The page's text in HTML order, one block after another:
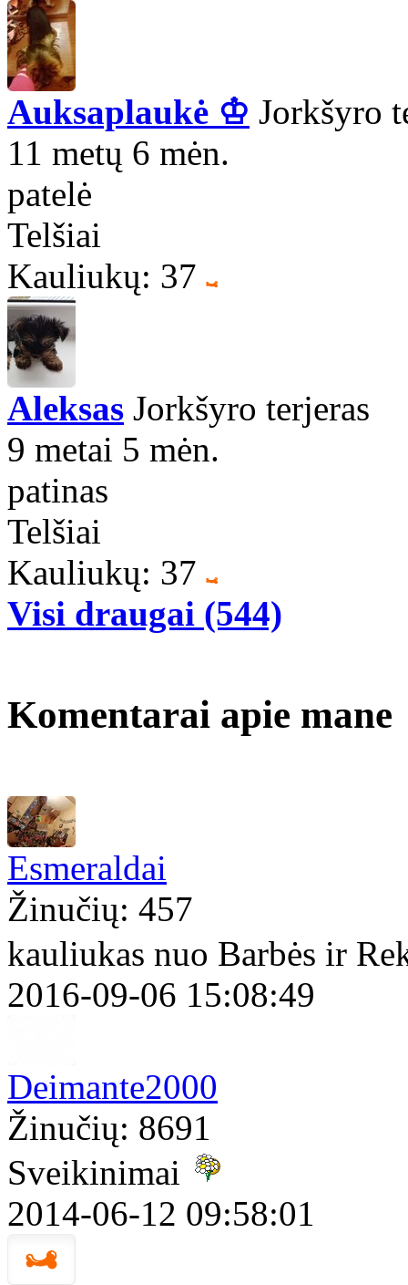
Auksaplaukė ♔ Jorkšyro
11 metų 6 mėn.
patelė
Telšiai
Kauliukų: 37
Aleksas Jorkšyro terjeras
9 metai 5 mėn.
patinas
Telšiai
Kauliukų: 37
Visi draugai (544)
Komentarai apie mane
Esmeraldai
Žinučių: 457
kauliukas nuo Barbės ir
2016-09-06 15:08:49
Deimante2000
Žinučių: 8691
Sveikinimai
2014-06-12 09:58:01